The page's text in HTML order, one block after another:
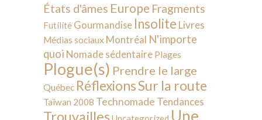
États d'âmes Europe Fragments
Futilité Gourmandise Insolite Livres
Médias sociaux Montréal N'importe
quoi Nomade sédentaire Plages
Plogue(s) Prendre le large
Québec RéflexionsSur la route
Taïwan 2008 Technomade Tendances
Trouvailles
Une